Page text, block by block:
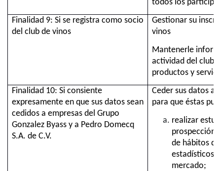
todos los
Finalidad 9: Si se registra como socio
del club de vinos
Gestionar su
vinos
Mantenerle
actividad del club,
productos y
Finalidad 10: Si consiente
expresamente en que sus datos sean
cedidos a empresas del Grupo
Gonzalez Byass y a Pedro Domecq
S.A. de C.V.
Ceder sus datos a
para que éstas
realizar
prospección
de hábitos
estadísticos
mercado;